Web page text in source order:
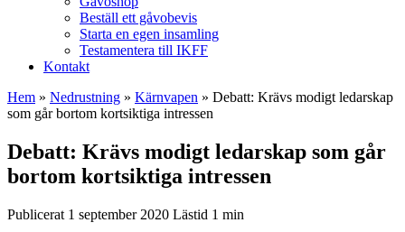
Beställ ett gåvobevis
Starta en egen insamling
Testamentera till IKFF
Kontakt
Hem » Nedrustning » Kärnvapen » Debatt: Krävs modigt ledarskap
som går bortom kortsiktiga intressen
Debatt: Krävs modigt ledarskap som går
bortom kortsiktiga intressen
Publicerat 1 september 2020